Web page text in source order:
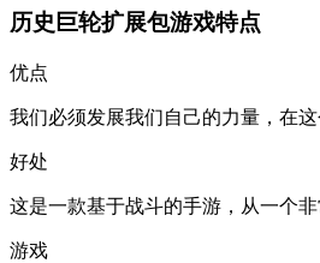
历史巨轮扩展包游戏特点
优点
我们必须发展我们自己的力量，在
好处
这是一款基于战斗的手游，从一个非
游戏